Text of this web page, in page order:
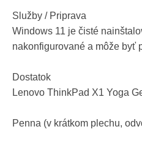
Služby / Priprava
Windows 11 je čisté
nakonfigurované a môže byť
Dostatok
Lenovo ThinkPad X1 Yoga
Penna (v krátkom plechu,